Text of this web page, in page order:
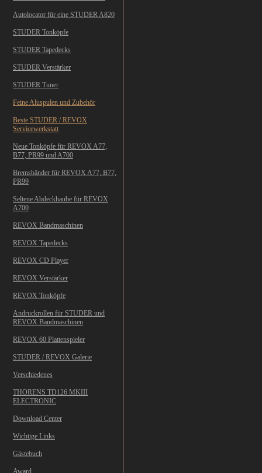
Autolocator für eine STUDER A820
STUDER Tonköpfe
STUDER Tapedecks
STUDER Verstärker
STUDER Tuner
Feine Aluspulen und Zubehör
Beste STUDER / REVOX
Servicewerkstatt
Neue Tonköpfe für REVOX A77,
B77, PR99 und A700
Bremsbänder für REVOX A77, B77,
PR99
Seltene Abdeckhaube für REVOX
A700
REVOX Bandmaschinen
REVOX Tapedecks
REVOX CD Player
REVOX Verstärker
REVOX Tonköpfe
Andruckrollen für STUDER und
REVOX Bandmaschinen
REVOX 60 Plattenspieler
STUDER / REVOX Galerie
Verschiedenes
THORENS TD126 MKIII
ELECTRONIC
Download Center
Wichtige Links
Gästebuch
Award